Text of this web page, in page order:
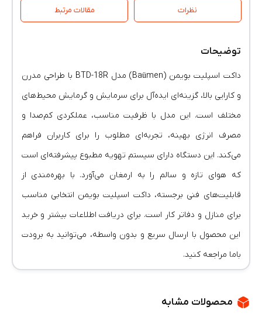
نظرات مقالات مرتبط
توضیحات
داکت اسپلیت بویمن (Baümen) مدل BTD-18R با طراحی مدرن
و کارایی بالا، گزینه‌ای ایده‌آل برای سرمایش و گرمایش محیط‌های
مختلف است. این مدل با ظرفیت مناسب، عملکردی کم‌صدا و
مصرف انرژی بهینه، تجربه‌ای مطلوب را برای کاربران فراهم
می‌کند. این دستگاه دارای سیستم تهویه مطبوع پیشرفته‌ای است
که هوای تازه و سالم را به ارمغان می‌آورد. با بهره‌مندی از
قابلیت‌های فنی برجسته، داکت اسپلیت بویمن انتخابی مناسب
برای منازل و دفاتر کار است. برای دریافت اطلاعات بیشتر و خرید
این محصول با ارسال سریع و بدون واسطه، می‌توانید به برودت
باما مراجعه کنید.
محصولات مشابه